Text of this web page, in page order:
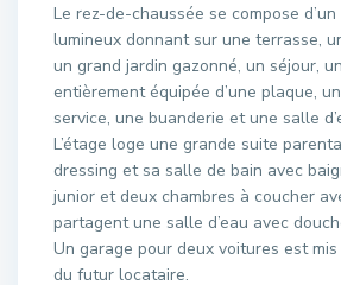
Le rez-de-chaussée se compose
lumineux donnant sur une terrasse,
un grand jardin gazonné, un séjour,
entièrement équipée d’une plaque,
service, une buanderie et une salle
L’étage loge une grande suite
dressing et sa salle de bain avec
junior et deux chambres à coucher
partagent une salle d’eau avec
Un garage pour deux voitures est
du futur locataire.